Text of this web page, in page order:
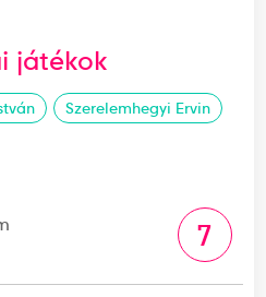
játékok
Szerelemhegyi Ervin
7